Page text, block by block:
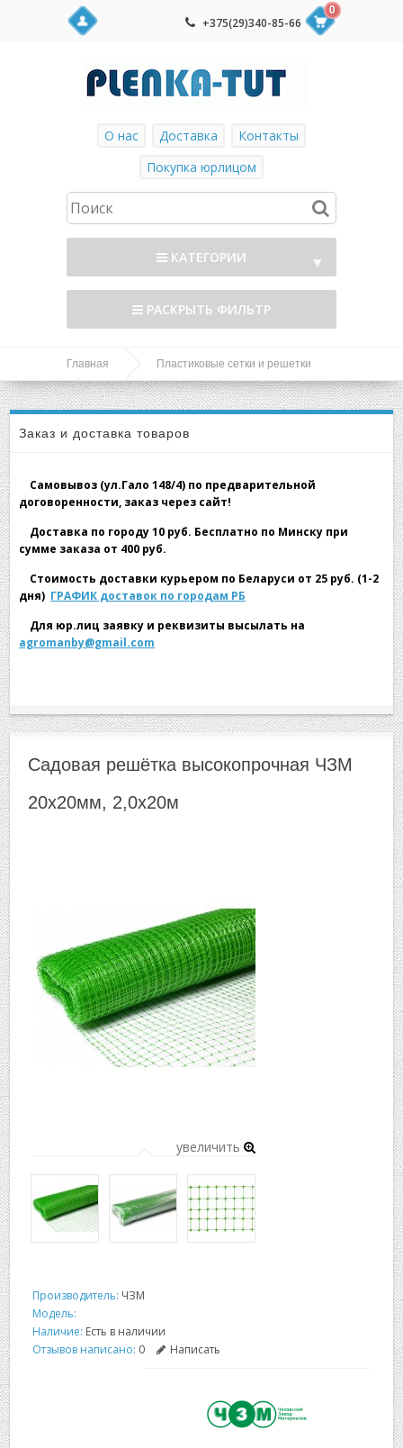
+375(29)340-85-66
0
О нас Доставка
Контакты
Покупка юрлицом
КАТЕГОРИИ ▼
РАСКРЫТЬ ФИЛЬТР
▼
Главная Пластиковые сетки и решетки
Садовые решетки
Садовые Решетки высотой более 1м
2,0х20м
Заказ и доставка товаров
Самовывоз (ул.Гало 148/4) по предварительной
договоренности, заказ через сайт!
Доставка по городу 10 руб. Бесплатно по Минску при
сумме заказа от 400 руб.
Стоимость доставки курьером по Беларуси от 25 руб. (1-2
дня) ГРАФИК доставок по городам РБ
Для юр.лиц заявку и реквизиты высылать на
agromanby@gmail.com
Садовая решётка высокопрочная ЧЗМ
20х20мм, 2,0х20м
увеличить
Производитель: ЧЗМ
Модель:
Наличие: Есть в наличии
Отзывов написано: 0 Написать